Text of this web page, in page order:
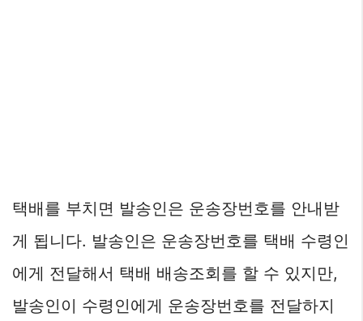
택배를 부치면 발송인은 운송장번호를 안내받
게 됩니다. 발송인은 운송장번호를 택배 수령인
에게 전달해서 택배 배송조회를 할 수 있지만,
발송인이 수령인에게 운송장번호를 전달하지